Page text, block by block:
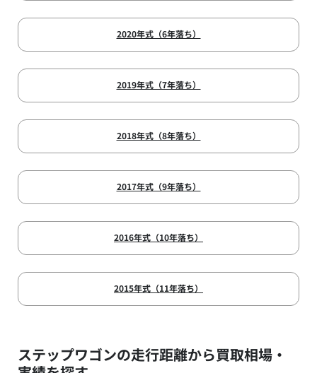
2020年式（6年落ち）
2019年式（7年落ち）
2018年式（8年落ち）
2017年式（9年落ち）
2016年式（10年落ち）
2015年式（11年落ち）
ステップワゴンの走行距離から買取相場・